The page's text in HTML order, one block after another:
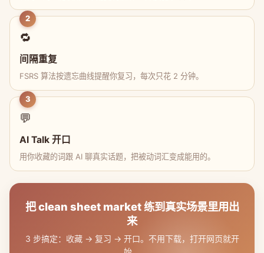
2
🔁
间隔重复
FSRS 算法按遗忘曲线提醒你复习，每次只花 2 分钟。
3
💬
AI Talk 开口
用你收藏的词跟 AI 聊真实话题，把被动词汇变成能用的。
把 clean sheet market 练到真实场景里用出
来
3 步搞定：收藏 → 复习 → 开口。不用下载，打开网页就开